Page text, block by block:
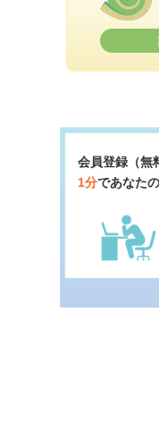
会員登録（無
1分であなた